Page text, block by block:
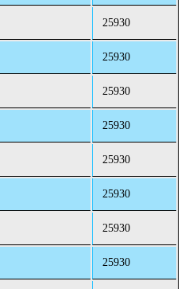
25930
25930
25930
25930
25930
25930
25930
25930